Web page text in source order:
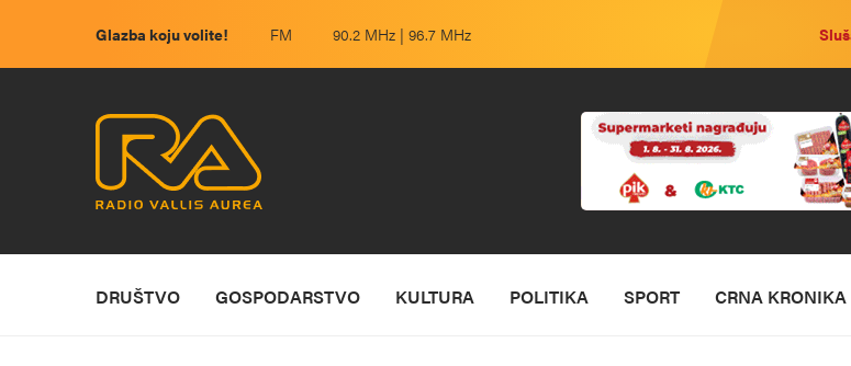
Glazba koju volite! FM 90.2 MHz | 96.7 MHz
DRUŠTVO GOSPODARSTVO KULTURA POLITIKA SPORT CRNA KRONIKA